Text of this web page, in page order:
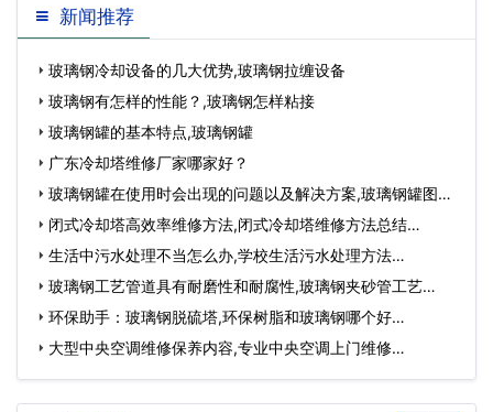
新闻推荐
玻璃钢冷却设备的几大优势,玻璃钢拉缠设备
玻璃钢有怎样的性能？,玻璃钢怎样粘接
玻璃钢罐的基本特点,玻璃钢罐
广东冷却塔维修厂家哪家好？
玻璃钢罐在使用时会出现的问题以及解决方案,玻璃钢罐图
片…闭式冷却塔高效率维修方法,闭式冷却塔维修方法总结…
生活中污水处理不当怎么办,学校生活污水处理方法…
玻璃钢工艺管道具有耐磨性和耐腐性,玻璃钢夹砂管工艺…
环保助手：玻璃钢脱硫塔,环保树脂和玻璃钢哪个好…
大型中央空调维修保养内容,专业中央空调上门维修…